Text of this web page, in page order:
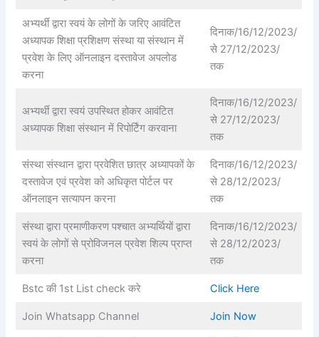
अभ्यर्थी द्वारा स्वयं के लोगों के जरिए आवंटित
अध्यापक शिक्षा प्रशिक्षण संस्था या संस्थान में
प्रवेश के लिए ऑनलाइन दस्तावेज अपलोड
करना
दिनाक/16/12/2023/
से 27/12/2023/
तक
अभ्यर्थी द्वारा स्वयं उपस्थित होकर आवंटित
अध्यापक शिक्षा संस्थान में रिपोर्टिंग करवाना
दिनाक/16/12/2023/
से 27/12/2023/
तक
संस्था संस्थान द्वारा प्रवेशित छात्र अध्यापकों के
दस्तावेज एवं प्रवेश को अधिकृत पोर्टल पर
ऑनलाइन सत्यापन करना
दिनाक/16/12/2023/
से 28/12/2023/
तक
संस्था द्वारा प्रमाणीकरण पश्चात अभ्यर्थियों द्वारा
स्वयं के लोगों से प्रोविजनल प्रवेश शिल्प प्राप्त
करना
दिनाक/16/12/2023/
से 28/12/2023/
तक
Bstc की 1st List check करे Click Here
Join Whatsapp Channel Join Now